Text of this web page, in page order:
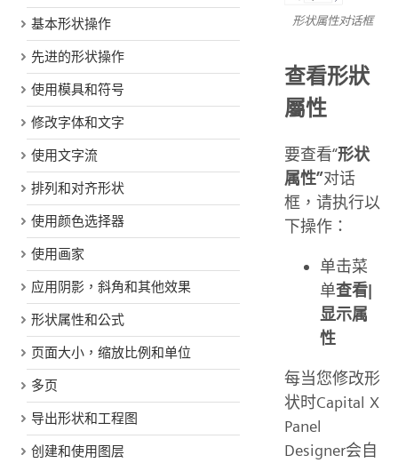
基本形状操作
先进的形状操作
使用模具和符号
修改字体和文字
使用文字流
排列和对齐形状
使用颜色选择器
使用画家
应用阴影，斜角和其他效果
形状属性和公式
页面大小，缩放比例和单位
多页
导出形状和工程图
创建和使用图层
形状属性对话框
查看形狀
屬性
要查看“形状
属性”对话
框，请执行以
下操作：
单击菜
单查看|
显示属
性
每当您修改形
状时Capital X
Panel
Designer会自